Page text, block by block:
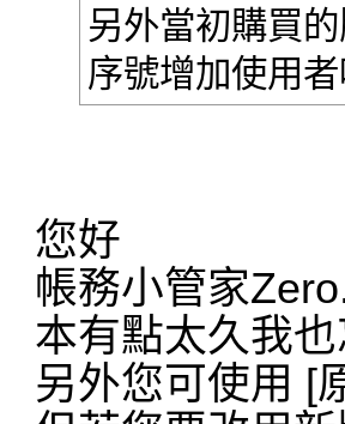
另外當初購買
序號增加使用
您好
帳務小管家
本有點太久我
另外您可使用 [